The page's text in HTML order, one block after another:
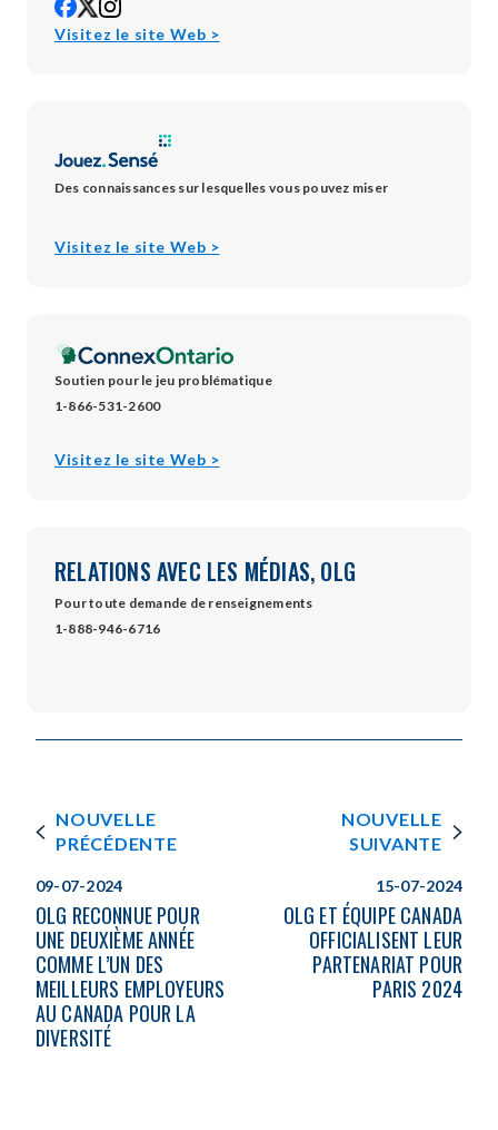
opens
in
opens
in
opens
in
Visitez le site Web >opens
Des connaissances sur lesquelles vous pouvez miser
Visitez le site Web >opens
Soutien pour le jeu problématique
1-866-531-2600
Visitez le site Web >opens
RELATIONS AVEC LES MÉDIAS, OLG
Pour toute demande de renseignements
1-888-946-6716
NOUVELLE
PRÉCÉDENTE
09-07-2024
OLG RECONNUE POUR
UNE DEUXIÈME ANNÉE
COMME L’UN DES
MEILLEURS EMPLOYEURS
AU CANADA POUR LA
DIVERSITÉ
NOUVELLE
SUIVANTE
15-07-2024
OLG ET ÉQUIPE CANADA
OFFICIALISENT LEUR
PARTENARIAT POUR
PARIS 2024